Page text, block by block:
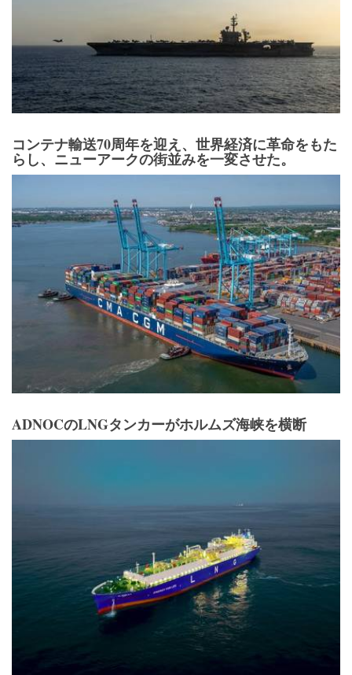
コンテナ輸送70周年を迎え、世界経済に革命をもた
らし、ニューアークの街並みを一変させた。
ADNOCのLNGタンカーがホルムズ海峡を横断